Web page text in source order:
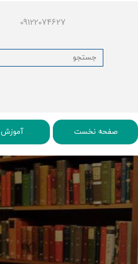
09122074627
صفحه نخست آموزش